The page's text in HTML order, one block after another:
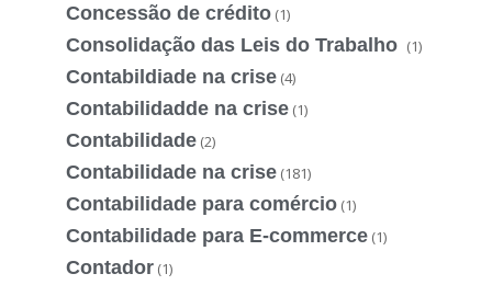
Concessão de crédito (1)
Consolidação das Leis do Trabalho (1)
Contabildiade na crise (4)
Contabilidadde na crise (1)
Contabilidade (2)
Contabilidade na crise (181)
Contabilidade para comércio (1)
Contabilidade para E-commerce (1)
Contador (1)